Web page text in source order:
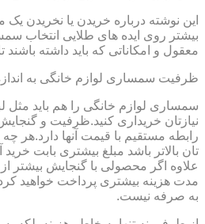
این نوشته درباره خریدن یا نخریدن
بیشتر روی ایده های طلایی انتخاب
معقول و امکاناتی که باید داشته
ظرفیت سمساری لوازم خانگی به
سمساری لوازم خانگی را هم باید مثل
نیازتان خریداری کنید.ظرفیت و
رابطه مستقیم با قیمت آنها دارد.هر
تان بالاتر باشد مبلغ بیشتری بابت
علاوه اگر محصولی با گنجایش بیشتر از
مدت هزینه بیشتری پرداخت خواهید
به صرفه نیست.